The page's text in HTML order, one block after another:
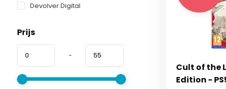
Devolver Digital
Prijs
-
Cult of the
Edition -